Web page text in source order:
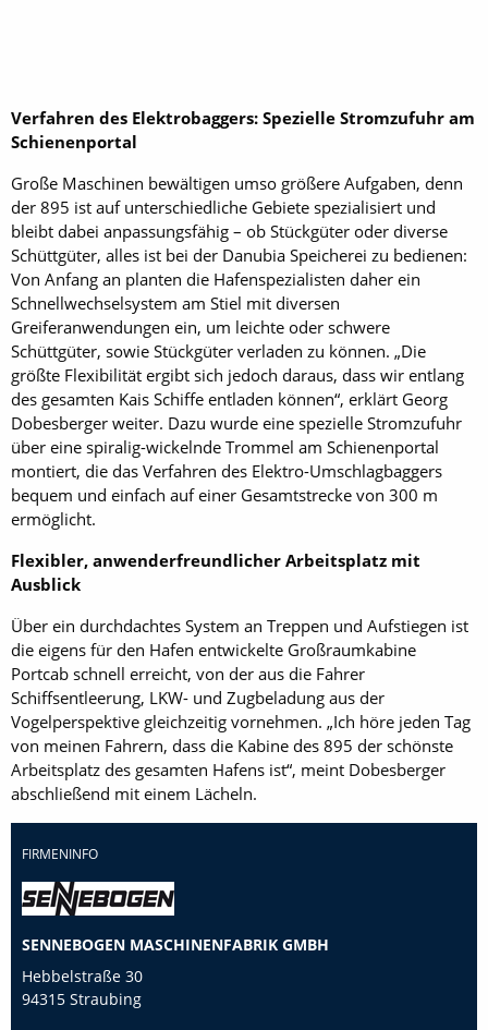
Verfahren des Elektrobaggers: Spezielle Stromzufuhr am
Schienenportal
Große Maschinen bewältigen umso größere Aufgaben, denn
der 895 ist auf unterschiedliche Gebiete spezialisiert und
bleibt dabei anpassungsfähig – ob Stückgüter oder diverse
Schüttgüter, alles ist bei der Danubia Speicherei zu bedienen:
Von Anfang an planten die Hafenspezialisten daher ein
Schnellwechselsystem am Stiel mit diversen
Greiferanwendungen ein, um leichte oder schwere
Schüttgüter, sowie Stückgüter verladen zu können. „Die
größte Flexibilität ergibt sich jedoch daraus, dass wir entlang
des gesamten Kais Schiffe entladen können“, erklärt Georg
Dobesberger weiter. Dazu wurde eine spezielle Stromzufuhr
über eine spiralig-wickelnde Trommel am Schienenportal
montiert, die das Verfahren des Elektro-Umschlagbaggers
bequem und einfach auf einer Gesamtstrecke von 300 m
ermöglicht.
Flexibler, anwenderfreundlicher Arbeitsplatz mit
Ausblick
Über ein durchdachtes System an Treppen und Aufstiegen ist
die eigens für den Hafen entwickelte Großraumkabine
Portcab schnell erreicht, von der aus die Fahrer
Schiffsentleerung, LKW- und Zugbeladung aus der
Vogelperspektive gleichzeitig vornehmen. „Ich höre jeden Tag
von meinen Fahrern, dass die Kabine des 895 der schönste
Arbeitsplatz des gesamten Hafens ist“, meint Dobesberger
abschließend mit einem Lächeln.
FIRMENINFO
SENNEBOGEN MASCHINENFABRIK GMBH
Hebbelstraße 30
94315 Straubing